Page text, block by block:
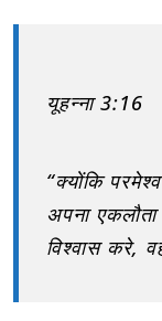
यूहन्ना 3:16
“क्योंकि
अपना
विश्वास करे,